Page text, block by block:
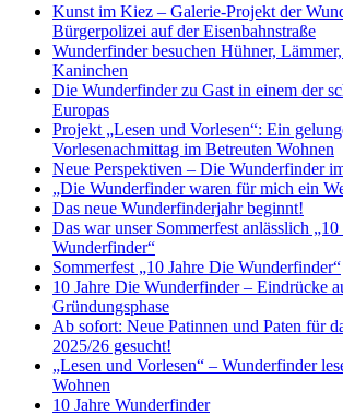
Kunst im Kiez – Galerie-Projekt der
Bürgerpolizei auf der Eisenbahnstraße
Wunderfinder besuchen Hühner,
Kaninchen
Die Wunderfinder zu Gast in einem der
Europas
Projekt „Lesen und Vorlesen“: Ein
Vorlesenachmittag im Betreuten Wohnen
Neue Perspektiven – Die Wunderfinder
„Die Wunderfinder waren für mich ein
Das neue Wunderfinderjahr beginnt!
Das war unser Sommerfest anlässlich
Wunderfinder“
Sommerfest „10 Jahre Die Wunderfinder“
10 Jahre Die Wunderfinder – Eindrücke
Gründungsphase
Ab sofort: Neue Patinnen und Paten für
2025/26 gesucht!
„Lesen und Vorlesen“ – Wunderfinder
Wohnen
10 Jahre Wunderfinder